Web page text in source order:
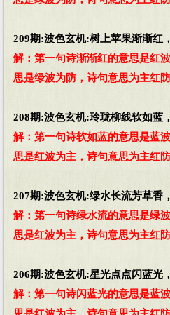
209期:波色玄机:树上苹果渐渐红
解：第一句诗渐渐红的意思是红
思是绿波为防，诗句意思为主红
208期:波色玄机:玲珑柳线软如蓝
解：第一句诗软如蓝的意思是蓝
思是红波为主，诗句意思为主红
207期:波色玄机:绿水长流芳草香
解：第一句诗绿水流的意思是绿
思是红波为主，诗句意思为主红
206期:波色玄机:星光点点闪蓝光
解：第一句诗闪蓝光的意思是蓝